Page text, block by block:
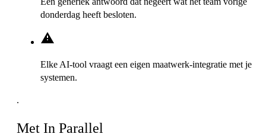
donderdag heeft besloten.
Elke AI-tool vraagt een eigen maatwerk-integratie met je
systemen.
.
Met In Parallel